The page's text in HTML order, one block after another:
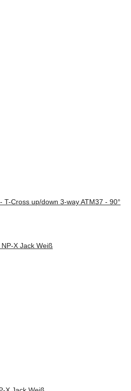
T-Cross up/down 3-way ATM37 - 90°